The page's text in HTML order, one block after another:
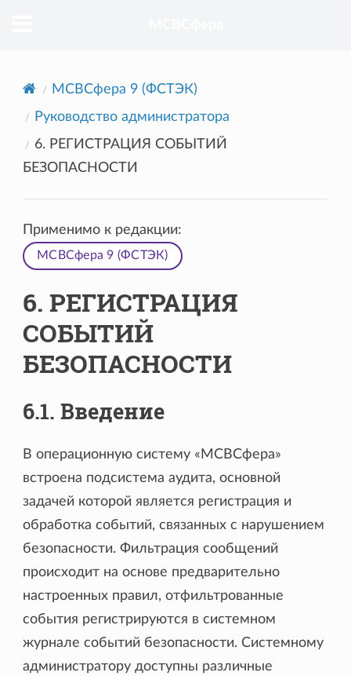
МСВСфера 9 (ФСТЭК)
Руководство администратора
6. РЕГИСТРАЦИЯ СОБЫТИЙ
БЕЗОПАСНОСТИ
Применимо к редакции:
МСВСфера 9 (ФСТЭК)
6. РЕГИСТРАЦИЯ
СОБЫТИЙ
БЕЗОПАСНОСТИ
6.1. Введение
В операционную систему «МСВСфера»
встроена подсистема аудита, основной
задачей которой является регистрация и
обработка событий, связанных с нарушением
безопасности. Фильтрация сообщений
происходит на основе предварительно
настроенных правил, отфильтрованные
события регистрируются в системном
журнале событий безопасности. Системному
администратору доступны различные